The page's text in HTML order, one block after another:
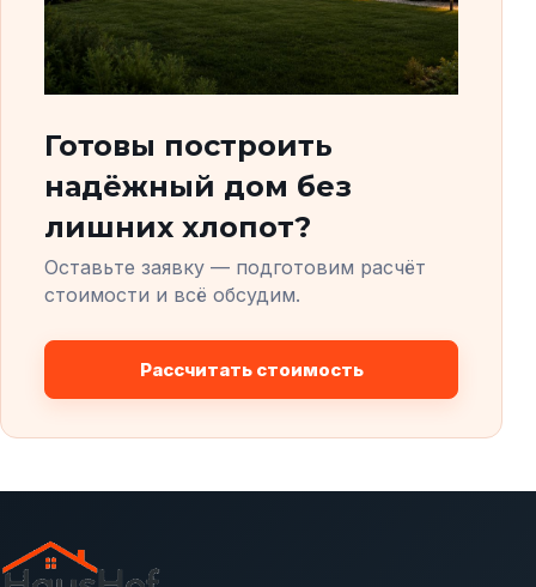
Готовы построить
надёжный дом без
лишних хлопот?
Оставьте заявку — подготовим расчёт
стоимости и всё обсудим.
Рассчитать стоимость